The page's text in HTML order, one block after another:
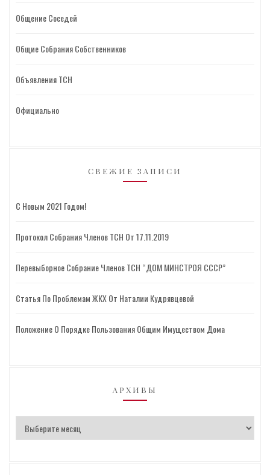
Общение Соседей
Общие Собрания Собственников
Объявления ТСН
Официально
СВЕЖИЕ ЗАПИСИ
С Новым 2021 Годом!
Протокол Собрания Членов ТСН От 17.11.2019
Перевыборное Собрание Членов ТСН “ДОМ МИНСТРОЯ СССР”
Статья По Проблемам ЖКХ От Наталии Кудрявцевой
Положение О Порядке Пользования Общим Имуществом Дома
АРХИВЫ